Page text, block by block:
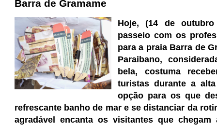
Barra de Gramame
Hoje, (14 de
passeio com os
para a praia Barra de
Paraibano,
bela, costuma
turistas durante a
opção para os que
refrescante banho de mar e se distanciar da
agradável encanta os visitantes que